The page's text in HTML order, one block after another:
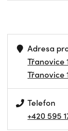
Adresa
Třanovice
Třanovice
Telefon
+420 595